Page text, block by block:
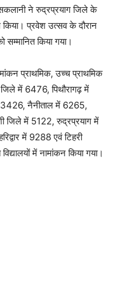
ने रुद्रप्रयाग जिले के
किया। प्रवेश उत्सव के दौरान
सम्मानित किया गया।
प्राथमिक, उच्च प्राथमिक
में 6476, पिथौरागढ़ में
नैनीताल में 6265,
जिले में 5122, रुद्रप्रयाग में
में 9288 एवं टिहरी
में नामांकन किया गया।